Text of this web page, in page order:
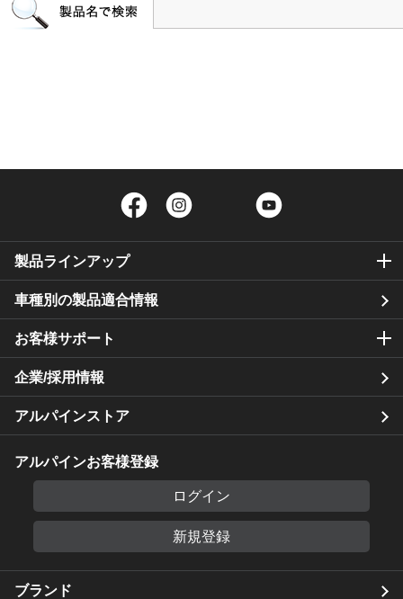
Facebook Twitter
製品ラインアップ
車種別の製品適合情報
お客様サポート
企業/採用情報
アルパインストア
アルパインお客様登録
ログイン
新規登録
ブランド